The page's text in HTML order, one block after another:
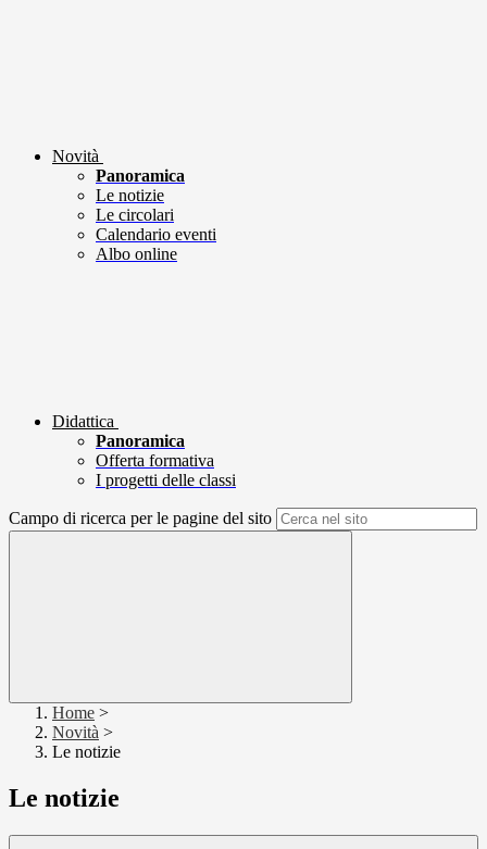
Novità
Panoramica
Le notizie
Le circolari
Calendario eventi
Albo online
Didattica
Panoramica
Offerta formativa
I progetti delle classi
Campo di ricerca per le pagine del sito
Home >
Novità >
Le notizie
Le notizie